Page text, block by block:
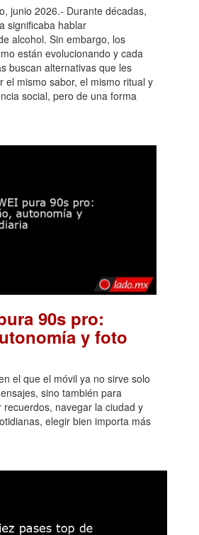
junio 2026.- Durante décadas,
significaba hablar
alcohol. Sin embargo, los
están evolucionando y cada
buscan alternativas que les
el mismo sabor, el mismo ritual y
social, pero de una forma
90s pro:
y foto
el que el móvil ya no sirve solo
sino también para
recuerdos, navegar la ciudad y
elegir bien importa más